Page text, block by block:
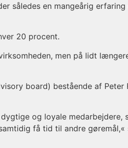
således en mangeårig
20 procent.
men på lidt
board) bestående af Peter
og loyale medarbejdere,
få tid til andre gøremål,«